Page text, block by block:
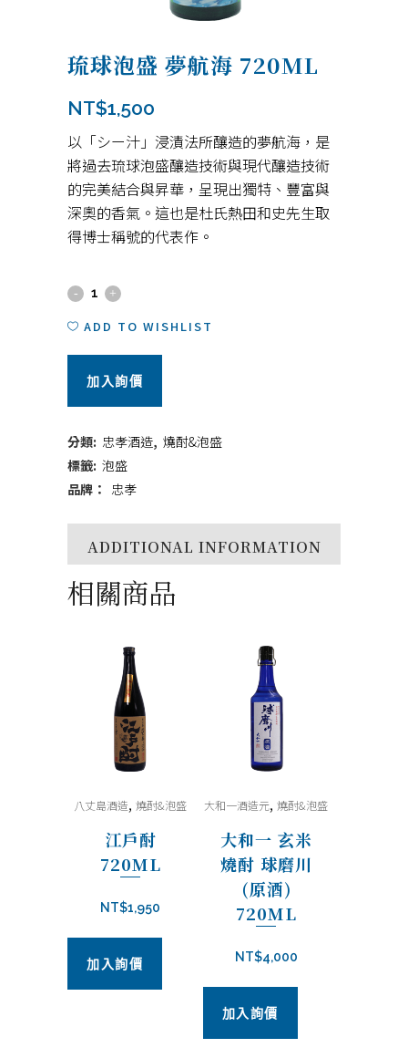
琉球泡盛 夢航海 720ML
NT$1,500
以「シー汁」浸漬法所釀造的夢航海，是
將過去琉球泡盛釀造技術與現代釀造技術
的完美結合與昇華，呈現出獨特、豐富與
深奧的香氣。這也是杜氏熱田和史先生取
得博士稱號的代表作。
琉
球
泡
航
海
720ml
quantity
ADD TO WISHLIST
加入詢價
分類: 忠孝酒造, 燒酎&泡盛
標籤: 泡盛
品牌： 忠孝
ADDITIONAL INFORMATION
相關商品
八丈島酒造,燒酎&泡盛
江戶酎
720ML
NT$1,950
加入詢價
大和一酒造元,燒酎&泡盛
大和一 玄米
燒酎 球磨川
(原酒)
720ML
NT$4,000
加入詢價